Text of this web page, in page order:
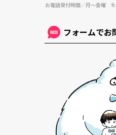
お電話受付時間／月〜金曜
フォームでお